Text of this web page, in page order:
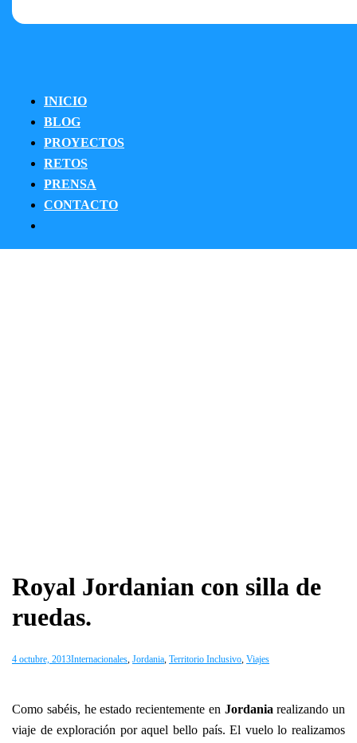
INICIO
BLOG
PROYECTOS
RETOS
PRENSA
CONTACTO
Royal Jordanian con silla de
ruedas.
4 octubre, 2013Internacionales, Jordania, Territorio Inclusivo, Viajes
Como sabéis, he estado recientemente en Jordaniarealizando un
viaje de exploración por aquel bello país. El vuelo lo realizamos